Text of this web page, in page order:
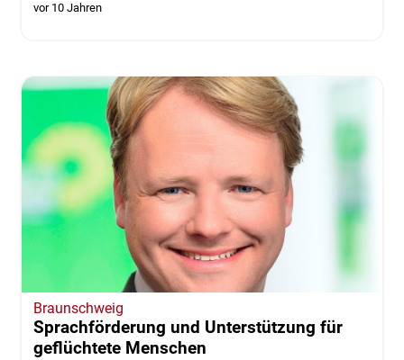
vor 10 Jahren
Braunschweig
Sprachförderung und Unterstützung für
geflüchtete Menschen